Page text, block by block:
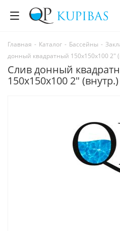
Главная - Каталог - Бассейны -
донный квадратный 150х150х100 2"
Слив донный
150х150х100 2"